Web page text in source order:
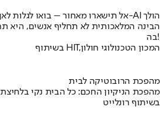
אל תישארו מאחור – בואו לגלות לאן ה-AI הולך
הבינה המלאכותית לא תחליף אנשים, היא
בה!
בשיתוף HIT,המכון הטכנולוגי חולון
מהפכת הרובוטיקה לבית
מהפכת הניקיון החכם: כל הבית נקי
בשיתוף רונלייט